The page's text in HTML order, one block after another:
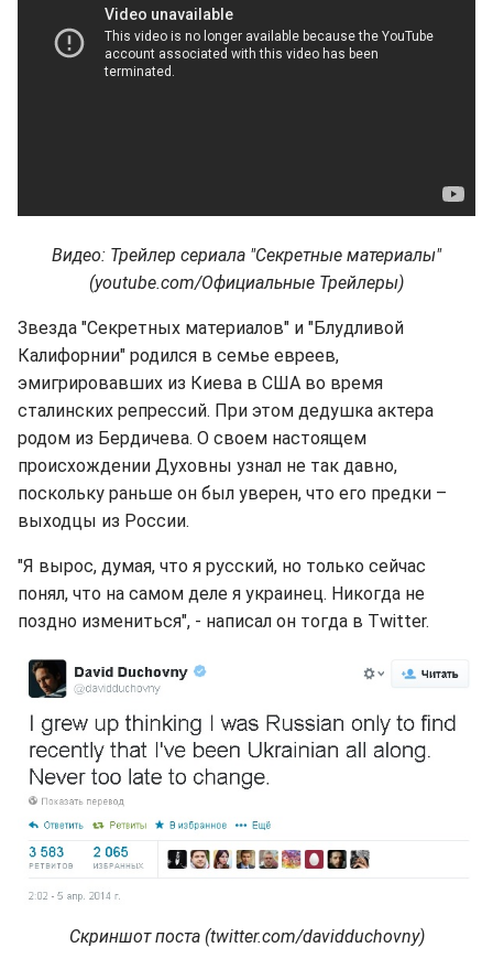
Видео: Трейлер сериала "Секретные материалы"
(youtube.com/Официальные Трейлеры)
Звезда "Секретных материалов" и "Блудливой
Калифорнии" родился в семье евреев,
эмигрировавших из Киева в США во время
сталинских репрессий. При этом дедушка актера
родом из Бердичева. О своем настоящем
происхождении Духовны узнал не так давно,
поскольку раньше он был уверен, что его предки –
выходцы из России.
"Я вырос, думая, что я русский, но только сейчас
понял, что на самом деле я украинец. Никогда не
поздно измениться", - написал он тогда в Twitter.
Скриншот поста (twitter.com/davidduchovny)